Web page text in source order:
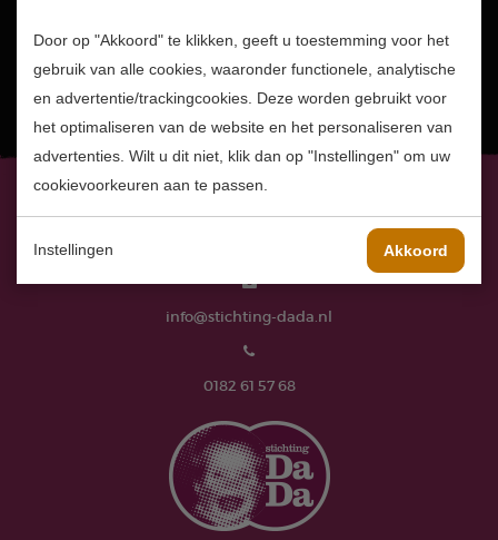
Door op "Akkoord" te klikken, geeft u toestemming voor het
gebruik van alle cookies, waaronder functionele, analytische
en advertentie/trackingcookies. Deze worden gebruikt voor
het optimaliseren van de website en het personaliseren van
advertenties. Wilt u dit niet, klik dan op "Instellingen" om uw
cookievoorkeuren aan te passen.
Instellingen Akkoord
info@stichting-dada.nl
0182 61 57 68